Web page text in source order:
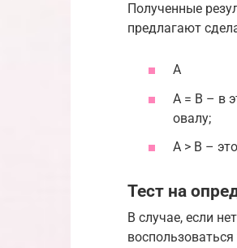
Полученные
предлагают
А
А = В – в
овалу;
А > В –
Тест на
В случае, если